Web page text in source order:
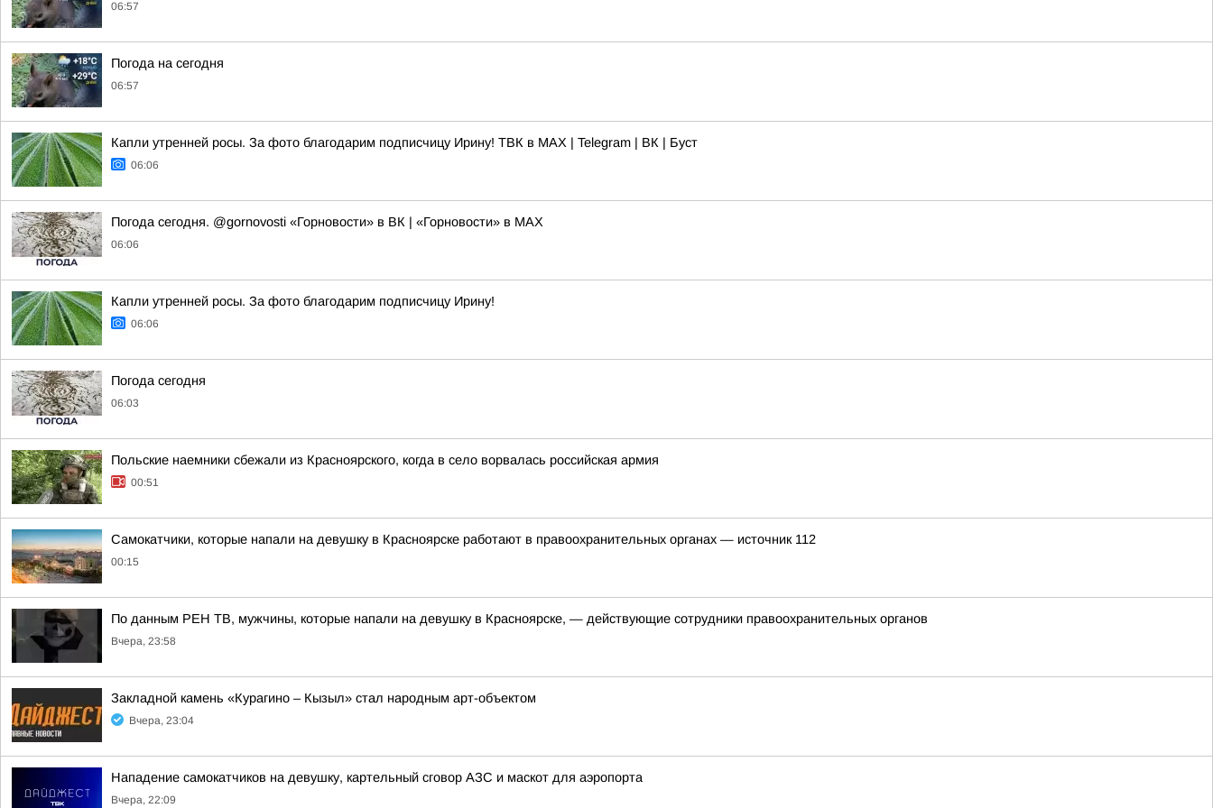
06:57
Погода на сегодня
06:57
Капли утренней росы. За фото благодарим подписчицу Ирину! ТВК в MAX | Telegram | ВК | Буст
06:06
Погода сегодня. @gornovosti «Горновости» в ВК | «Горновости» в МАХ
06:06
Капли утренней росы. За фото благодарим подписчицу Ирину!
06:06
Погода сегодня
06:03
Польские наемники сбежали из Красноярского, когда в село ворвалась российская армия
00:51
Самокатчики, которые напали на девушку в Красноярске работают в правоохранительных органах — источник 112
00:15
По данным РЕН ТВ, мужчины, которые напали на девушку в Красноярске, — действующие сотрудники правоохранительных органов
Вчера, 23:58
Закладной камень «Курагино – Кызыл» стал народным арт-объектом
Вчера, 23:04
Нападение самокатчиков на девушку, картельный сговор АЗС и маскот для аэропорта
Вчера, 22:09